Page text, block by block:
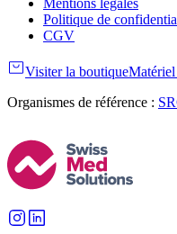
Mentions légales
Politique de
CGV
Visiter la boutiqueMatériel
Organismes de référence :